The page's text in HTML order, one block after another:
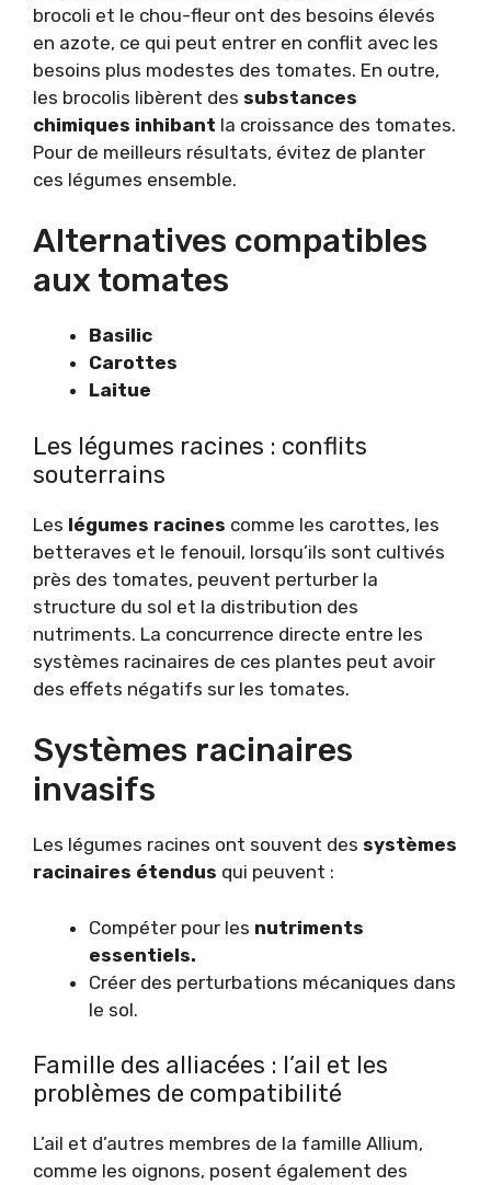
brocoli et le chou-fleur ont des besoins élevés
en azote, ce qui peut entrer en conflit avec les
besoins plus modestes des tomates. En outre,
les brocolis libèrent des substances
chimiques inhibant la croissance des tomates.
Pour de meilleurs résultats, évitez de planter
ces légumes ensemble.
Alternatives compatibles
aux tomates
Basilic
Carottes
Laitue
Les légumes racines : conflits
souterrains
Les légumes racines comme les carottes, les
betteraves et le fenouil, lorsqu’ils sont cultivés
près des tomates, peuvent perturber la
structure du sol et la distribution des
nutriments. La concurrence directe entre les
systèmes racinaires de ces plantes peut avoir
des effets négatifs sur les tomates.
Systèmes racinaires
invasifs
Les légumes racines ont souvent des systèmes
racinaires étendus qui peuvent :
Compéter pour les nutriments
essentiels.
Créer des perturbations mécaniques dans
le sol.
Famille des alliacées : l’ail et les
problèmes de compatibilité
L’ail et d’autres membres de la famille Allium,
comme les oignons, posent également des